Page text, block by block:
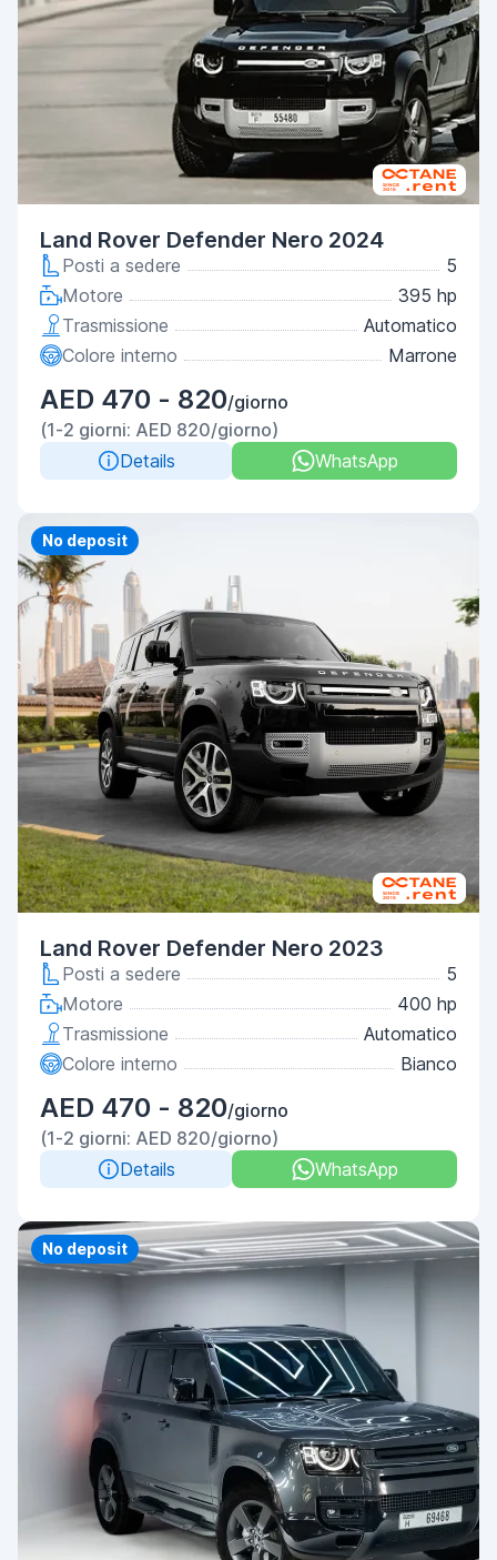
Land Rover Defender Nero 2024
Posti a sedere
5
Motore
395 hp
Trasmissione
Automatico
Colore interno
Marrone
AED 470 - 820/giorno
(1-2 giorni: AED 820/giorno)
Details
WhatsApp
Priority
No deposit
Land Rover Defender Nero 2023
Posti a sedere
5
Motore
400 hp
Trasmissione
Automatico
Colore interno
Bianco
AED 470 - 820/giorno
(1-2 giorni: AED 820/giorno)
Details
WhatsApp
Priority
No deposit